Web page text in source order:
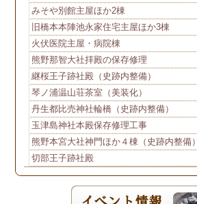
みそや別館主屋ほか2棟
旧橋本本陣池永家住宅主屋ほか3棟
火伏医院主屋・病院棟
熊野那智大社拝殿の保存修理
継桜王子跡社殿（史跡内整備）
琴ノ浦温山荘茶室（美装化）
丹生都比売神社輪橋（史跡内整備）
玉津島神社本殿保存修理工事
熊野本宮大社神門ほか４棟（史跡内整備）
切部王子跡社殿